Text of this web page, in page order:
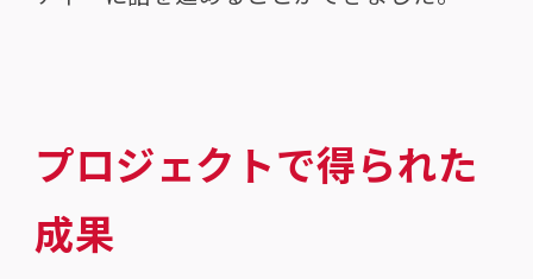
プロジェクトで得られた
成果